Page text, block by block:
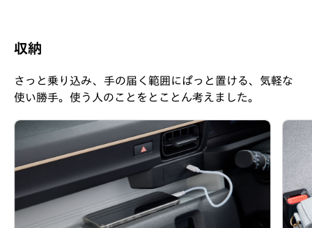
収納
さっと乗り込み、手の届く範囲にぱっと置ける、気軽な
使い勝手。使う人のことをとことん考えました。